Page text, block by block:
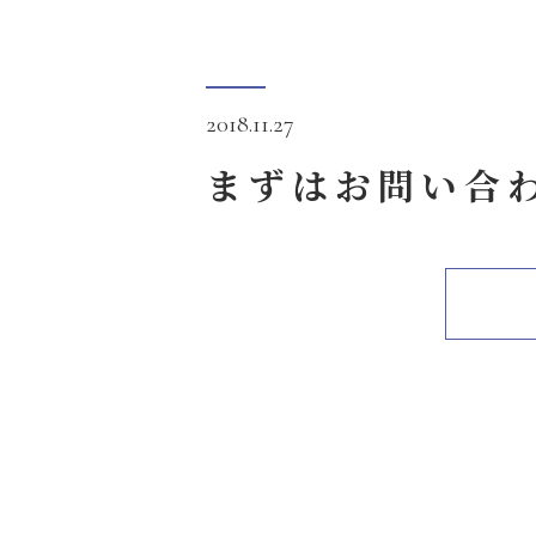
2018.11.27
まずはお問い合